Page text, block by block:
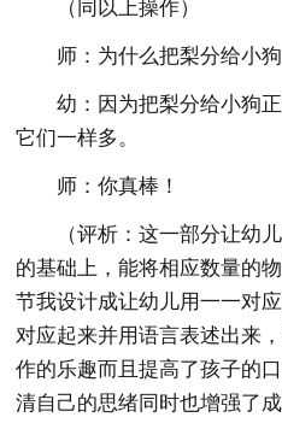
（同以上操作）
师：为什么把梨分给小狗
幼：因为把梨分给小狗
它们一样多。
师：你真棒！
（评析：这一部分让幼
的基础上，能将相应数量的
节我设计成让幼儿用一一对
对应起来并用语言表述出来
作的乐趣而且提高了孩子的
清自己的思绪同时也增强了成